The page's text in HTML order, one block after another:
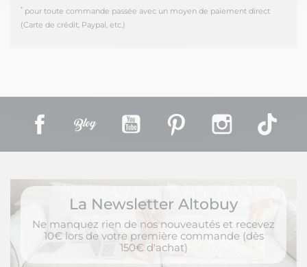
* pour toute commande passée avec un moyen de paiement direct
(Carte de crédit, Paypal, etc.)
Facebook YouTube Pinterest Instagram
La Newsletter Altobuy
Ne manquez rien de nos nouveautés et recevez
10€ lors de votre première commande (dès
150€ d'achat)